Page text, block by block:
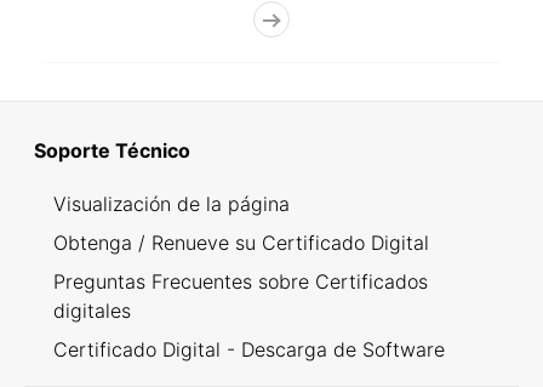
Soporte Técnico
Visualización de la página
Obtenga / Renueve su Certificado Digital
Preguntas Frecuentes sobre Certificados
digitales
Certificado Digital - Descarga de Software